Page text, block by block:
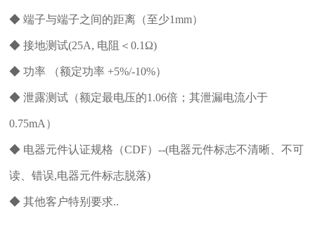
◆ 端子与端子之间的距离（至少1mm）
◆ 接地测试(25A, 电阻＜0.1Ω)
◆ 功率 （额定功率 +5%/-10%）
◆ 泄露测试（额定最电压的1.06倍；其泄漏电流小于
0.75mA）
◆ 电器元件认证规格（CDF）--(电器元件标志不清晰、不可
读、错误,电器元件标志脱落)
◆ 其他客户特别要求..